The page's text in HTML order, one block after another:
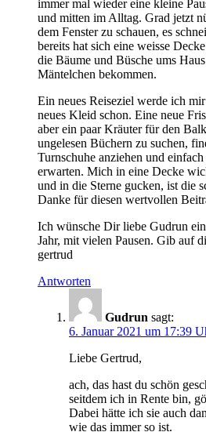
immer mal wieder eine kleine
und mitten im Alltag. Grad jetzt
dem Fenster zu schauen, es
bereits hat sich eine weisse
die Bäume und Büsche ums
Mäntelchen bekommen.
Ein neues Reiseziel werde ich
neues Kleid schon. Eine neue
aber ein paar Kräuter für den
ungelesen Büchern zu suchen,
Turnschuhe anziehen und
erwarten. Mich in eine Decke
und in die Sterne gucken, ist die
Danke für diesen wertvollen
Ich wünsche Dir liebe Gudrun
Jahr, mit vielen Pausen. Gib auf
gertrud
Antworten
Gudrun sagt:
6. Januar 2021 um 17:39
Liebe Gertrud,
ach, das hast du schön
seitdem ich in Rente bin,
Dabei hätte ich sie auch
wie das immer so ist.